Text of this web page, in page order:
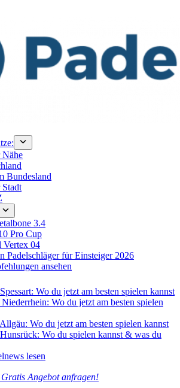
Bundesland
3.4
Pro Cup
Vertex 04
Padelschläger für Einsteiger 2026
ansehen
Wo du jetzt am besten spielen kannst
Niederrhein: Wo du jetzt am besten spielen
Wo du jetzt am besten spielen kannst
Wo du spielen kannst & was du
lesen
Angebot anfragen!